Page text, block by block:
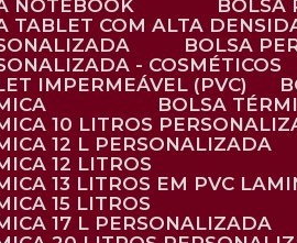
NOTEBOOK
TABLET COM ALTA
BOLSA
- COSMÉTICOS
IMPERMEÁVEL (PVC)
BOLSA
10 LITROS
12 L PERSONALIZADA
12 LITROS
13 LITROS EM PVC
15 LITROS
17 L PERSONALIZADA